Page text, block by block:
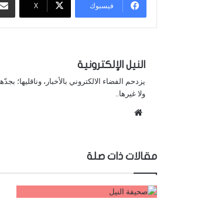
فيسبوك X
النيل الإلكترونية
يزدحم الفضاء الالكتروني بالأخبار، وناقليها؛
ولا غيرها..
مقالات ذات صلة